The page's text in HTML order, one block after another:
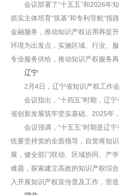
会议部署了“十五五”和2026年
抓实主体培育“筑基”和专利导航“指
金融服务，推动知识产权运用再提
环境为出发点，实施区域、行业、
专业服务供给，推动知识产权服务再
辽宁
2月4日，辽宁省知识产权工作
会议指出，“十四五”时期，辽
省创新发展筑牢坚实基础。2025年
会议强调，“十五五”时期是辽
统要坚持党的全面领导，自觉将知
展，健全部门联动、区域协同、产
难题，探索建立高效的知识产权综
入开展知识产权宣传普及工作，营